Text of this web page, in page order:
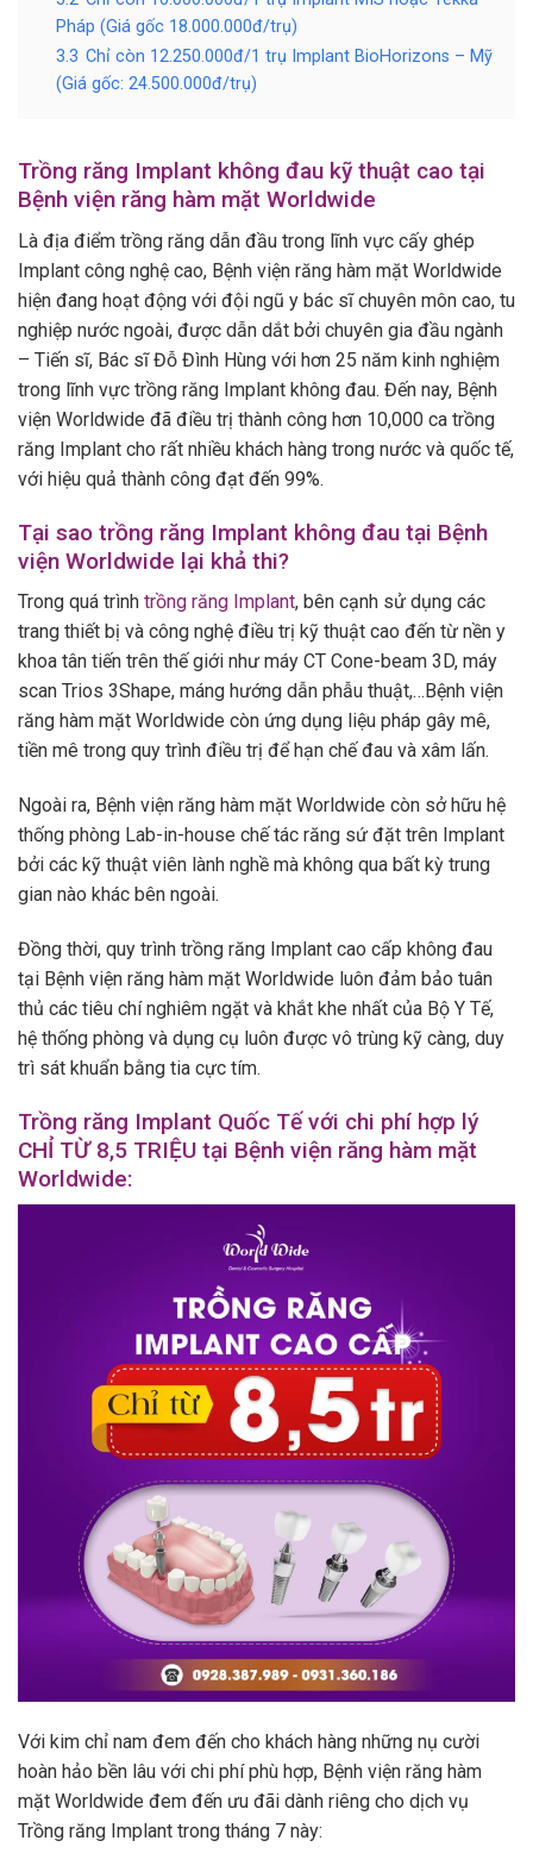
Pháp (Giá gốc 18.000.000đ/trụ)
3.3 Chỉ còn 12.250.000đ/1 trụ Implant BioHorizons – Mỹ
(Giá gốc: 24.500.000đ/trụ)
Trồng răng Implant không đau kỹ thuật cao tại
Bệnh viện răng hàm mặt Worldwide
Là địa điểm trồng răng dẫn đầu trong lĩnh vực cấy ghép
Implant công nghệ cao, Bệnh viện răng hàm mặt Worldwide
hiện đang hoạt động với đội ngũ y bác sĩ chuyên môn cao, tu
nghiệp nước ngoài, được dẫn dắt bởi chuyên gia đầu ngành
– Tiến sĩ, Bác sĩ Đỗ Đình Hùng với hơn 25 năm kinh nghiệm
trong lĩnh vực trồng răng Implant không đau. Đến nay, Bệnh
viện Worldwide đã điều trị thành công hơn 10,000 ca trồng
răng Implant cho rất nhiều khách hàng trong nước và quốc tế,
với hiệu quả thành công đạt đến 99%.
Tại sao trồng răng Implant không đau tại Bệnh
viện Worldwide lại khả thi?
Trong quá trình trồng răng Implant, bên cạnh sử dụng các
trang thiết bị và công nghệ điều trị kỹ thuật cao đến từ nền y
khoa tân tiến trên thế giới như máy CT Cone-beam 3D, máy
scan Trios 3Shape, máng hướng dẫn phẫu thuật,…Bệnh viện
răng hàm mặt Worldwide còn ứng dụng liệu pháp gây mê,
tiền mê trong quy trình điều trị để hạn chế đau và xâm lấn.
Ngoài ra, Bệnh viện răng hàm mặt Worldwide còn sở hữu hệ
thống phòng Lab-in-house chế tác răng sứ đặt trên Implant
bởi các kỹ thuật viên lành nghề mà không qua bất kỳ trung
gian nào khác bên ngoài.
Đồng thời, quy trình trồng răng Implant cao cấp không đau
tại Bệnh viện răng hàm mặt Worldwide luôn đảm bảo tuân
thủ các tiêu chí nghiêm ngặt và khắt khe nhất của Bộ Y Tế,
hệ thống phòng và dụng cụ luôn được vô trùng kỹ càng, duy
trì sát khuẩn bằng tia cực tím.
Trồng răng Implant Quốc Tế với chi phí hợp lý
CHỈ TỪ 8,5 TRIỆU tại Bệnh viện răng hàm mặt
Worldwide:
Với kim chỉ nam đem đến cho khách hàng những nụ cười
hoàn hảo bền lâu với chi phí phù hợp, Bệnh viện răng hàm
mặt Worldwide đem đến ưu đãi dành riêng cho dịch vụ
Trồng răng Implant trong tháng 7 này: